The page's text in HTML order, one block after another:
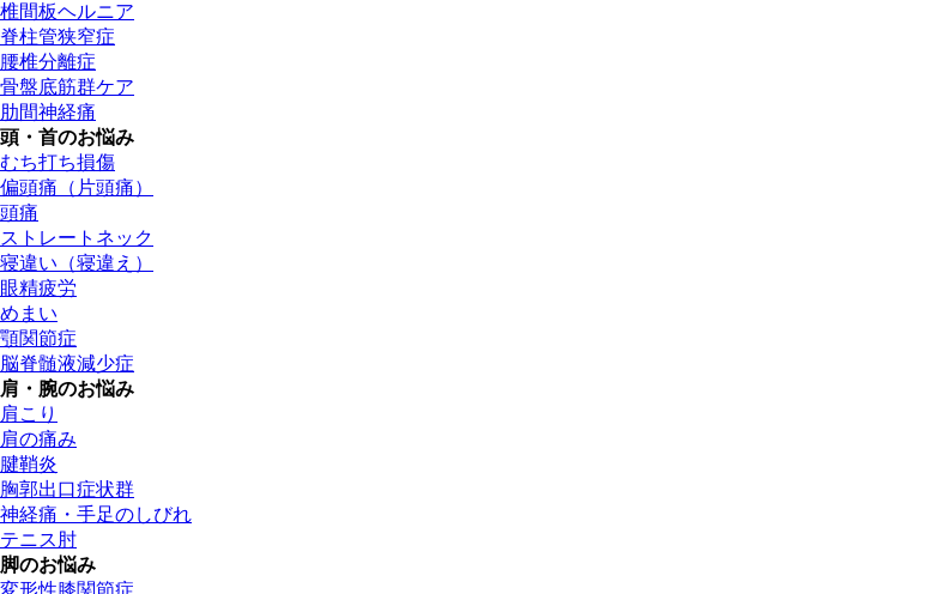
椎間板ヘルニア
脊柱管狭窄症
腰椎分離症
骨盤底筋群ケア
肋間神経痛
頭・首のお悩み
むち打ち損傷
偏頭痛（片頭痛）
頭痛
ストレートネック
寝違い（寝違え）
眼精疲労
めまい
顎関節症
脳脊髄液減少症
肩・腕のお悩み
肩こり
肩の痛み
腱鞘炎
胸郭出口症状群
神経痛・手足のしびれ
テニス肘
脚のお悩み
変形性膝関節症